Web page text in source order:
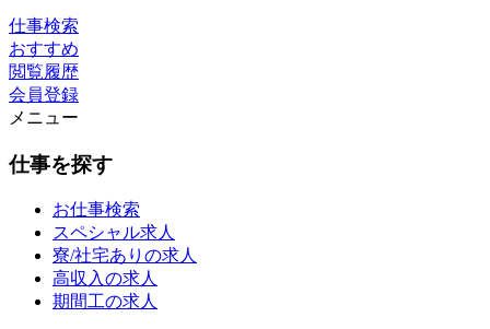
仕事検索
おすすめ
閲覧履歴
会員登録
メニュー
仕事を探す
お仕事検索
スペシャル求人
寮/社宅ありの求人
高収入の求人
期間工の求人